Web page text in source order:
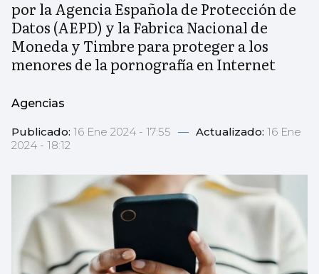
por la Agencia Española de Protección de
Datos (AEPD) y la Fabrica Nacional de
Moneda y Timbre para proteger a los
menores de la pornografía en Internet
Agencias
Publicado: 16 Ene 2024 - 17:55 — Actualizado: 16 Ene
2024 - 18:12